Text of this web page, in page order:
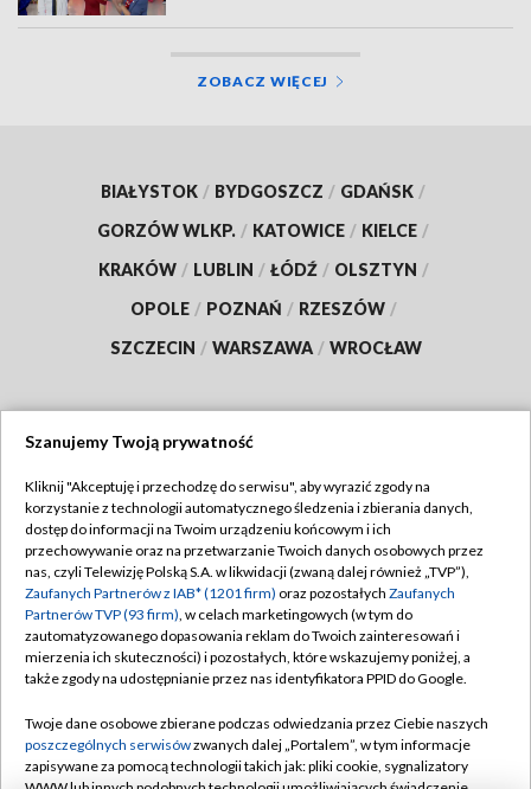
ZOBACZ WIĘCEJ
BIAŁYSTOK / BYDGOSZCZ / GDAŃSK /
GORZÓW WLKP. / KATOWICE / KIELCE /
KRAKÓW / LUBLIN / ŁÓDŹ / OLSZTYN /
OPOLE / POZNAŃ / RZESZÓW /
SZCZECIN / WARSZAWA / WROCŁAW
TVP
Abonament TVP
Emisja w TVP
Centrum informacji TVP
Naziemna Telewizja Cyfrowa
Rada Programowa
System NOS
Regulamin TVP
Polityka prywatności
Moje zgody
Pomoc
Kontakt
Szanujemy Twoją prywatność
Kliknij "Akceptuję i przechodzę do serwisu", aby wyrazić zgody na
korzystanie z technologii automatycznego śledzenia i zbierania danych,
dostęp do informacji na Twoim urządzeniu końcowym i ich
przechowywanie oraz na przetwarzanie Twoich danych osobowych przez
nas, czyli Telewizję Polską S.A. w likwidacji (zwaną dalej również „TVP”),
Zaufanych Partnerów z IAB* (1201 firm) oraz pozostałych Zaufanych
Partnerów TVP (93 firm), w celach marketingowych (w tym do
zautomatyzowanego dopasowania reklam do Twoich zainteresowań i
mierzenia ich skuteczności) i pozostałych, które wskazujemy poniżej, a
także zgody na udostępnianie przez nas identyfikatora PPID do Google.
Twoje dane osobowe zbierane podczas odwiedzania przez Ciebie naszych
poszczególnych serwisówzwanych dalej „Portalem”, w tym informacje
zapisywane za pomocą technologii takich jak: pliki cookie, sygnalizatory